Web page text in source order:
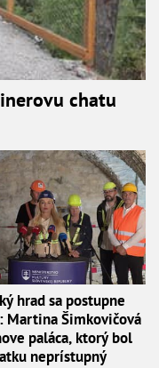
chatu
hrad sa postupne
Martina Šimkovičová
paláca, ktorý bol
neprístupný